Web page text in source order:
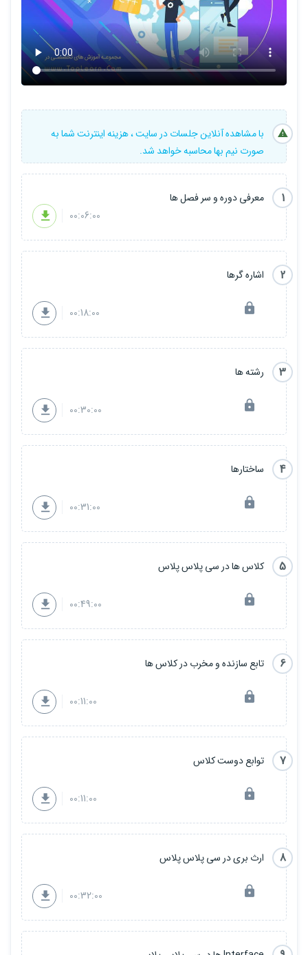
اشیا در ارتباطی تنگاتنگ و مستقیم اند، در زبان‌های برنامه‌نویسی نیز
می‌بایستی این اصول کلی برقرار می‌شد.
در اين دوره با نوشتن يك پروژه حساب كاربري اين مفاهيم و اصول را
براي شما خواهيم گفت كه بطور عملي و كاربردي بتوانيد از آنها استفاده
این دوره به اتمام رسیده است .
با مشاهده آنلاین جلسات در سایت ، هزینه اینترنت شما به
صورت نیم بها محاسبه خواهد شد.
1
معرفی دوره و سر فصل ها
00:06:00
2 اشاره گرها
00:18:00
3 رشته ها
00:30:00
4 ساختارها
00:31:00
5 کلاس ها در سی پلاس پلاس
00:49:00
6 تابع سازنده و مخرب در کلاس ها
00:11:00
7 توابع دوست کلاس
00:11:00
8 ارث بری در سی پلاس پلاس
00:32:00